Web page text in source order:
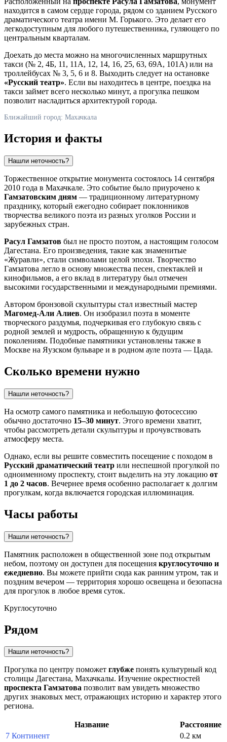
находится в самом сердце города, рядом со зданием Русского
драматического театра имени М. Горького. Это делает его
легкодоступным для любого путешественника, гуляющего по
центральным кварталам.
Доехать до места можно на многочисленных маршрутных
такси (№ 2, 4Б, 11, 11А, 12, 14, 16, 25, 63, 69А, 101А) или на
троллейбусах № 3, 5, 6 и 8. Выходить следует на остановке
«Русский театр». Если вы находитесь в центре, поездка на
такси займет всего несколько минут, а прогулка пешком
позволит насладиться архитектурой города.
Ближайший город: Махачкала
История и факты
Нашли неточность?
Торжественное открытие монумента состоялось 14 сентября
2010 года в Махачкале. Это событие было приурочено к
Гамзатовским дням — традиционному литературному
празднику, который ежегодно собирает поклонников
творчества великого поэта из разных уголков России и
зарубежных стран.
Расул Гамзатов был не просто поэтом, а настоящим голосом
Дагестана. Его произведения, такие как знаменитые
«Журавли», стали символами целой эпохи. Творчество
Гамзатова легло в основу множества песен, спектаклей и
кинофильмов, а его вклад в литературу был отмечен
высокими государственными и международными премиями.
Автором бронзовой скульптуры стал известный мастер
Магомед-Али Алиев. Он изобразил поэта в моменте
творческого раздумья, подчеркивая его глубокую связь с
родной землей и мудрость, обращенную к будущим
поколениям. Подобные памятники установлены также в
Москве на Яузском бульваре и в родном ауле поэта — Цада.
Сколько времени нужно
Нашли неточность?
На осмотр самого памятника и небольшую фотосессию
обычно достаточно 15–30 минут. Этого времени хватит,
чтобы рассмотреть детали скульптуры и прочувствовать
атмосферу места.
Однако, если вы решите совместить посещение с походом в
Русский драматический театр или неспешной прогулкой по
одноименному проспекту, стоит выделить на эту локацию от
1 до 2 часов. Вечернее время особенно располагает к долгим
прогулкам, когда включается городская иллюминация.
Часы работы
Нашли неточность?
Памятник расположен в общественной зоне под открытым
небом, поэтому он доступен для посещения круглосуточно и
ежедневно. Вы можете прийти сюда как ранним утром, так и
поздним вечером — территория хорошо освещена и безопасна
для прогулок в любое время суток.
Круглосуточно
Рядом
Нашли неточность?
Прогулка по центру поможет глубже понять культурный код
столицы Дагестана, Махачкалы. Изучение окрестностей
проспекта Гамзатова позволит вам увидеть множество
других знаковых мест, отражающих историю и характер этого
региона.
Название
Расстояние
7 Континент
0.2 км